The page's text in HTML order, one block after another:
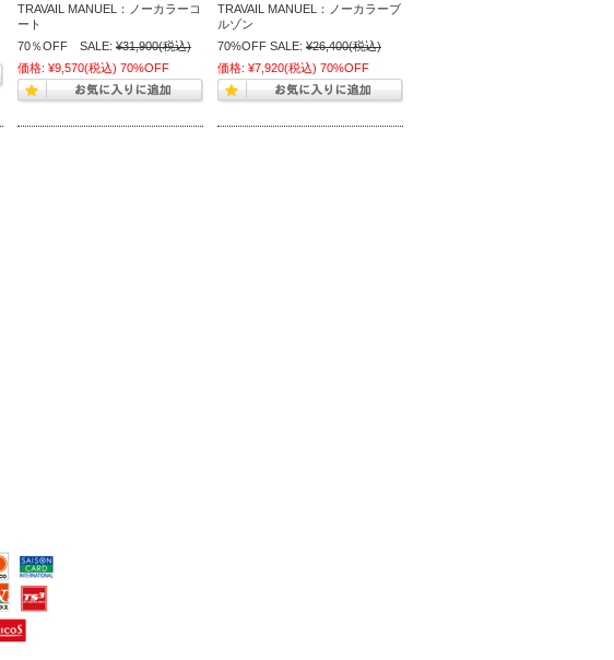
TRAVAIL MANUEL：ノーカラーコ
ート
70％OFF SALE: ¥31,900(税込)
価格: ¥9,570(税込) 70%OFF
TRAVAIL MANUEL：ノーカラーブ
ルゾン
70%OFF SALE: ¥26,400(税込)
価格: ¥7,920(税込) 70%OFF